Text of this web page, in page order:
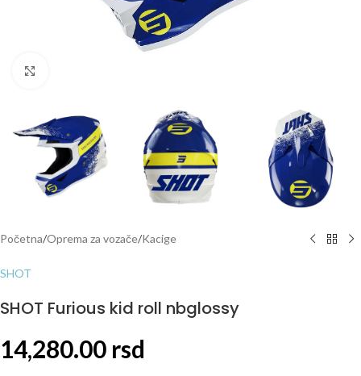
Početna/Oprema za vozače/Kacige
SHOT
SHOT Furious kid roll nbglossy
14,280.00 rsd